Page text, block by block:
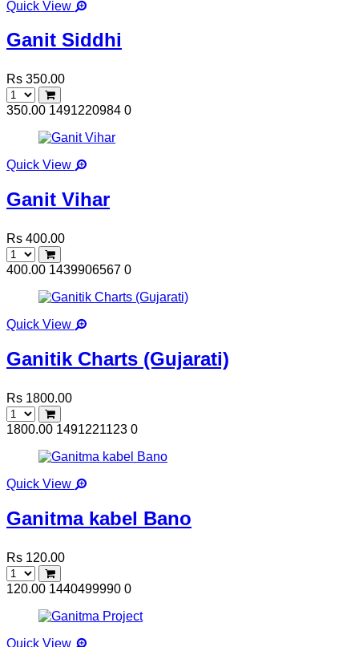
Quick View
Ganit Siddhi
Rs 350.00
350.00 1491220984 0
Quick View
Ganit Vihar
Rs 400.00
400.00 1439906567 0
Quick View
Ganitik Charts (Gujarati)
Rs 1800.00
1800.00 1491221123 0
Quick View
Ganitma kabel Bano
Rs 120.00
120.00 1440499990 0
Quick View